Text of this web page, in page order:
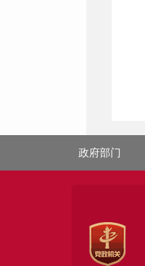
政府部门